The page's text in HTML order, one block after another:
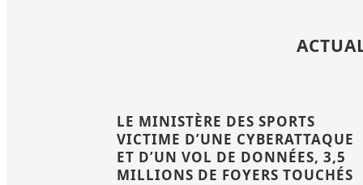
LE MINISTÈRE DES SPORTS
VICTIME D’UNE CYBERATTAQUE
ET D’UN VOL DE DONNÉES, 3,5
MILLIONS DE FOYERS TOUCHÉS